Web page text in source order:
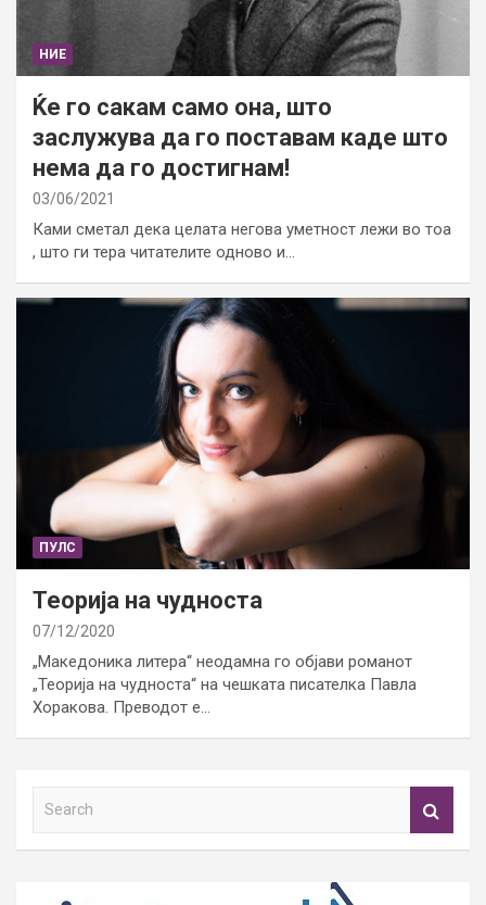
НИЕ
Ќе го сакам само она, што
заслужува да го поставам каде што
нема да го достигнам!
03/06/2021
Ками сметал дека целата негова уметност лежи во тоа
, што ги тера читателите одново и…
ПУЛС
Теорија на чудноста
07/12/2020
„Македоника литера“ неодамна го објави романот
„Теорија на чудноста“ на чешката писателка Павла
Хоракова. Преводот е…